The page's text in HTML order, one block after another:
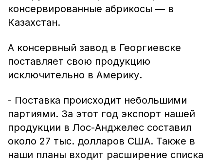
консервированные абрикосы — в
Казахстан.
А консервный завод в Георгиевске
поставляет свою продукцию
исключительно в Америку.
- Поставка происходит небольшими
партиями. За этот год экспорт нашей
продукции в Лос-Анджелес составил
около 27 тыс. долларов США. Также в
наши планы входит расширение списка